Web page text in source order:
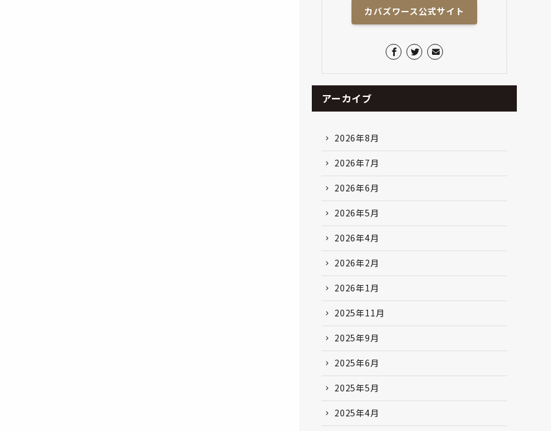
カバズワース公式サイト
アーカイブ
2026年8月
2026年7月
2026年6月
2026年5月
2026年4月
2026年2月
2026年1月
2025年11月
2025年9月
2025年6月
2025年5月
2025年4月